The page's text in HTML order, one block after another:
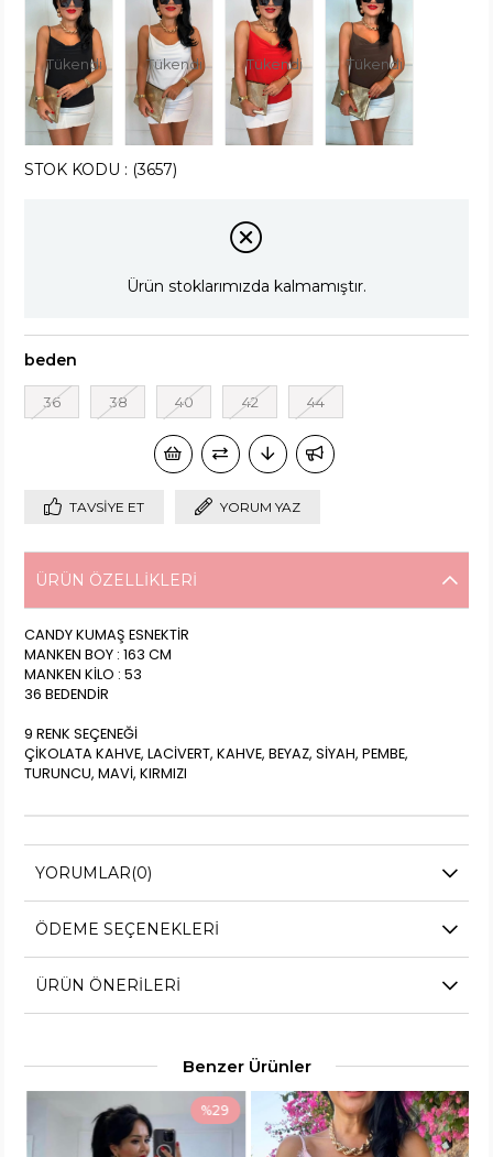
Tükendi Tükendi Tükendi Tükendi
STOK KODU (3657)
Ürün stoklarımızda kalmamıştır.
beden
36 38 40 42 44
TAVSIYE ET YORUM YAZ
ÜRÜN ÖZELLIKLERI
CANDY KUMAŞ ESNEKTİR
MANKEN BOY : 163 CM
MANKEN KİLO : 53
36 BEDENDİR
9 RENK SEÇENEĞİ
ÇİKOLATA KAHVE, LACİVERT, KAHVE, BEYAZ, SİYAH, PEMBE,
TURUNCU, MAVİ, KIRMIZI
YORUMLAR(0)
ÖDEME SEÇENEKLERI
ÜRÜN ÖNERILERI
Benzer Ürünler
%29